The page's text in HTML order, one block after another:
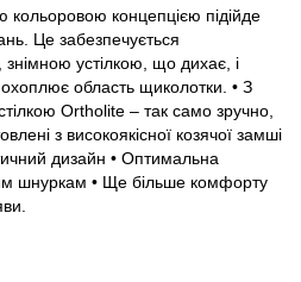
кольоровою концепцією підійде
Це забезпечується
устілкою, що дихає, і
область щиколотки. • З
Ortholite – так само зручно,
з високоякісної козячої замші
дизайн • Оптимальна
шнуркам • Ще більше комфорту